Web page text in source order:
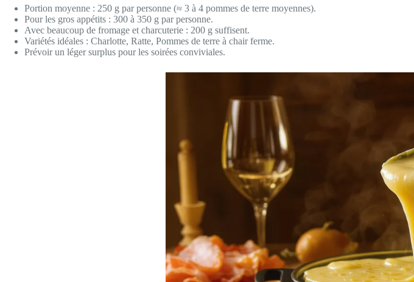
Portion moyenne : 250 g par personne (≈ 3 à 4 pommes de terre moyennes).
Pour les gros appétits : 300 à 350 g par personne.
Avec beaucoup de fromage et charcuterie : 200 g suffisent.
Variétés idéales : Charlotte, Ratte, Pommes de terre à chair ferme.
Prévoir un léger surplus pour les soirées conviviales.